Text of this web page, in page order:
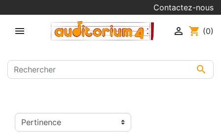
Contactez-nous


 shopping_cart (0)